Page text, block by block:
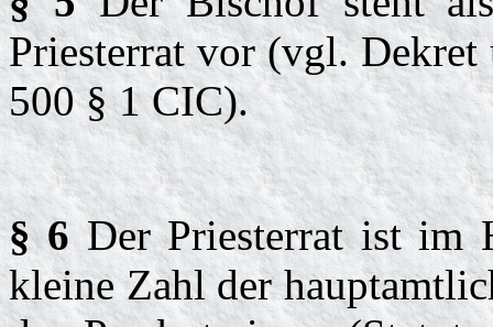
Priesterrat vor (vgl. Dekret
500 § 1 CIC).
§ 6Der Priesterrat ist im
kleine Zahl der